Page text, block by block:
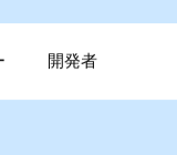
開発者